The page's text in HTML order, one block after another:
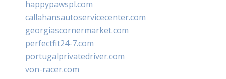
happypawspl.com
callahansautoservicecenter.com
georgiascornermarket.com
perfectfit24-7.com
portugalprivatedriver.com
von-racer.com